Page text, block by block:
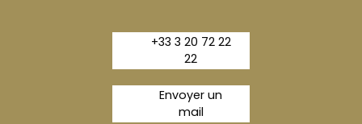
+33 3 20 72 22
22
Envoyer un
mail